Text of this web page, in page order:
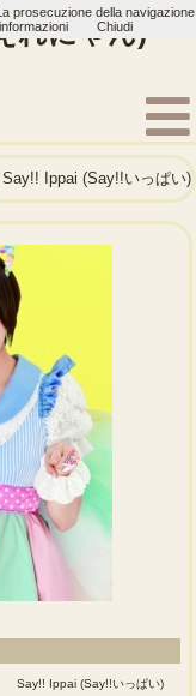
れにゃん)
Say!! Ippai (Say!!いっぱい)
Say!! Ippai (Say!!いっぱい)
prosecuzione della navigazione
Chiudi